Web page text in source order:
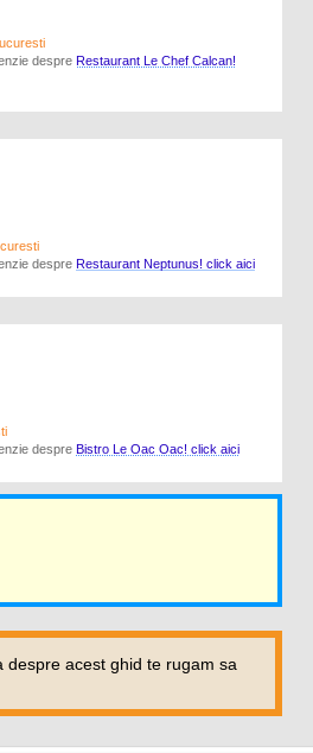
despre Restaurant Le Chef Calcan!
despre Restaurant Neptunus! click aici
despre Bistro Le Oac Oac! click aici
acest ghid te rugam sa